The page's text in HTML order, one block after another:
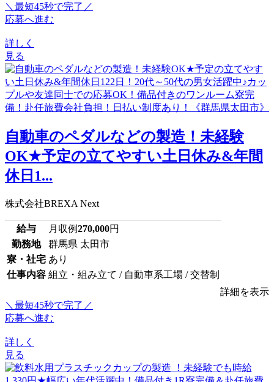
＼最短45秒で完了／
応募へ進む
詳しく
見る
自動車のペダルなどの製造！未経験
OK★予定の立てやすい土日休み&年間
休日1...
株式会社BREXA Next
給与 月収例270,000円
勤務地
群馬県 太田市
寮・社宅 あり
仕事内容 組立・組み立て / 自動車系工場 / 交替制
詳細を表示
＼最短45秒で完了／
応募へ進む
詳しく
見る